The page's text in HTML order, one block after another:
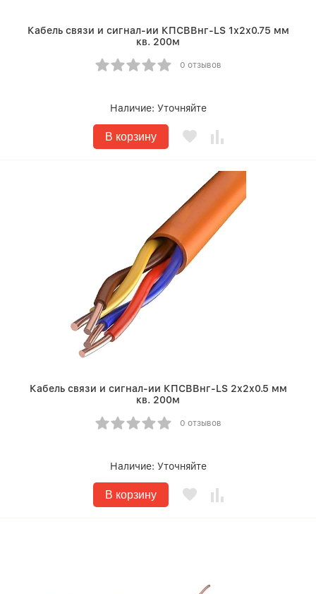
Кабель связи и сигнал-ии КПСВВнг-LS 1х2х0.75 мм
кв. 200м
0 отзывов
Наличие: Уточняйте
В корзину
Кабель связи и сигнал-ии КПСВВнг-LS 2х2х0.5 мм
кв. 200м
0 отзывов
Наличие: Уточняйте
В корзину